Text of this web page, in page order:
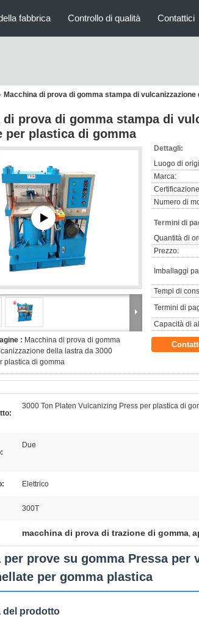
fabbrica Controllo di qualità Contattici
Macchina di prova di gomma stampa di
di prova di gomma stampa di
per plastica di gomma
: Macchina di prova di gomma
della lastra da 3000
plastica di gomma
Dettagli:
Luogo di
Marca:
Numero di
Termini di
Quantità di
Prezzo:
Imballaggi
Tempi di
Termini di
Capacità di
3000 Ton Platen Vulcanizing Press per plastica di
Due
Elettrico
300T
macchina di prova di trazione di gomma,
per prove su gomma Pressa per
per gomma plastica
del prodotto